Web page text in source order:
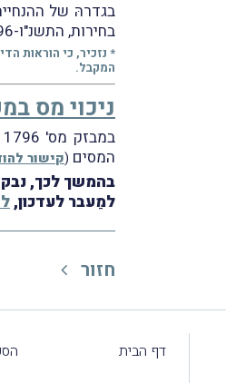
בחירות, התשנ"ו-1996 שהוצאו מכוחו
* נזכיר, כי הוראות
המקבל.
ניכוי מס
המסים (קישור
בהמשך לכך,
למַעבר לעדכון,
חזור
דף הבית